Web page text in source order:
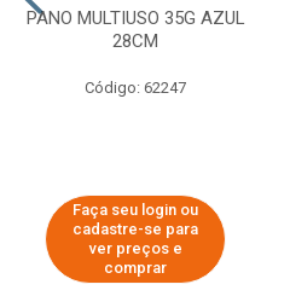
PANO MULTIUSO 35G AZUL
28CM
Código: 62247
Faça seu login ou
cadastre-se para
ver preços e
comprar